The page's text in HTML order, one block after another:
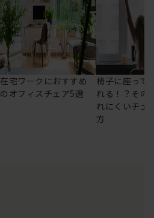
在宅ワークにおすすめ
のオフィスチェア5選
椅子に座って
れる！？その
れにくいチェ
方